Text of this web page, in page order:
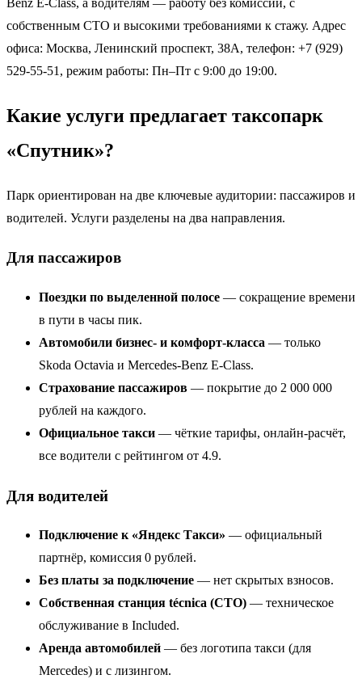
собственным СТО и высокими требованиями к стажу. Адрес
офиса: Москва, Ленинский проспект, 38А, телефон: +7 (929)
529-55-51, режим работы: Пн–Пт с 9:00 до 19:00.
Какие услуги предлагает таксопарк
«Спутник»?
Парк ориентирован на две ключевые аудитории: пассажиров и
водителей. Услуги разделены на два направления.
Для пассажиров
Поездки по выделенной полосе — сокращение времени
в пути в часы пик.
Автомобили бизнес- и комфорт-класса — только
Skoda Octavia и Mercedes-Benz E-Class.
Страхование пассажиров — покрытие до 2 000 000
рублей на каждого.
Официальное такси — чёткие тарифы, онлайн-расчёт,
все водители с рейтингом от 4.9.
Для водителей
Подключение к «Яндекс Такси» — официальный
партнёр, комиссия 0 рублей.
Без платы за подключение — нет скрытых взносов.
Собственная станция técnicа (СТО) — техническое
обслуживание в Included.
Аренда автомобилей — без логотипа такси (для
Mercedes) и с лизингом.